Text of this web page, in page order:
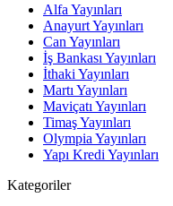
Alfa Yayınları
Anayurt Yayınları
Can Yayınları
İş Bankası Yayınları
İthaki Yayınları
Martı Yayınları
Maviçatı Yayınları
Timaş Yayınları
Olympia Yayınları
Yapı Kredi Yayınları
Kategoriler